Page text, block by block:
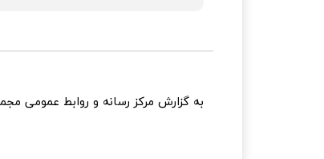
به گزارش مرکز رسانه و روابط عمومی